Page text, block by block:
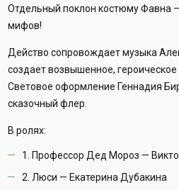
Отдельный поклон костюму Фавна
мифов!
Действо сопровождает музыка
создает возвышенное, героическое
Световое оформление Геннадия
сказочный флер.
В ролях:
1. Профессор Дед Мороз —
2. Люси — Екатерина Дубакина